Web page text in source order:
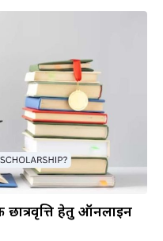
छात्रवृत्ति हेतु ऑनलाइन